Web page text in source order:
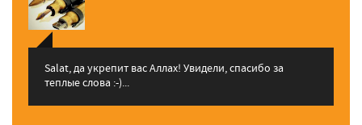
Salat, да укрепит вас Аллаx! Увидели, спасибо за
теплые слова :-)...